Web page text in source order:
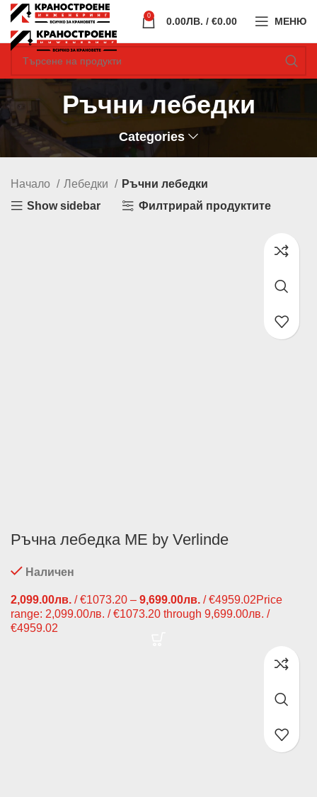
0 0.00ЛВ. / €0.00 МЕНЮ
Ръчни лебедки
Categories
Начало Лебедки
Ръчни лебедки
Show sidebar
Филтрирай продуктите
Ръчна лебедка ME by Verlinde
Наличен
2,099.00лв. / €1073.20 – 9,699.00лв. / €4959.02Price
range: 2,099.00лв. / €1073.20 through 9,699.00лв. /
€4959.02